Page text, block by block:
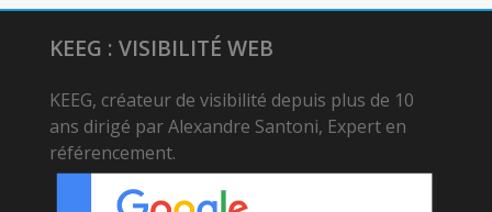
KEEG : VISIBILITÉ WEB
KEEG, créateur de visibilité depuis plus de 10
ans dirigé par Alexandre Santoni, Expert en
référencement.